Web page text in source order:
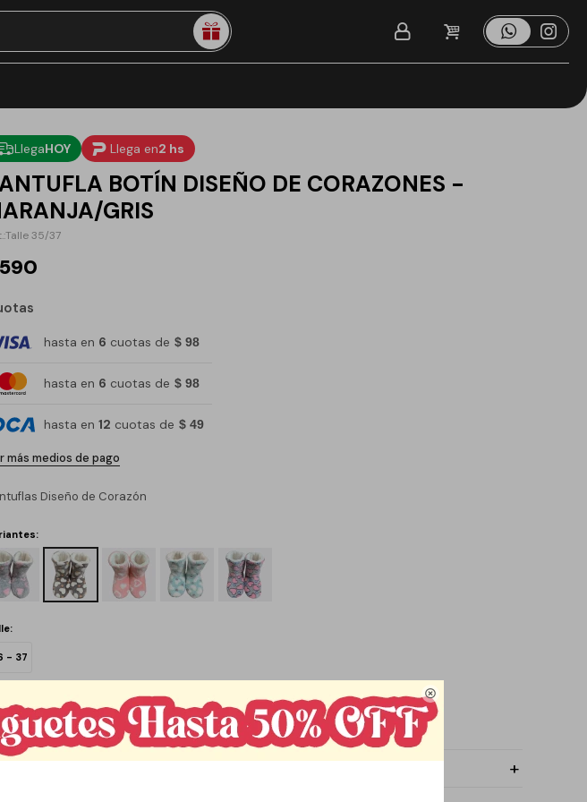

LlegaHOY Llega en2 hs
BOTÍN DISEÑO DE CORAZONES -
GRIS
Talle 35/37
590
hasta en 6 cuotas de $ 98
hasta en 6 cuotas de $ 98
hasta en 12 cuotas de $ 49
más medios de pago
Diseño de Corazón
- 37
1 COMPRAR